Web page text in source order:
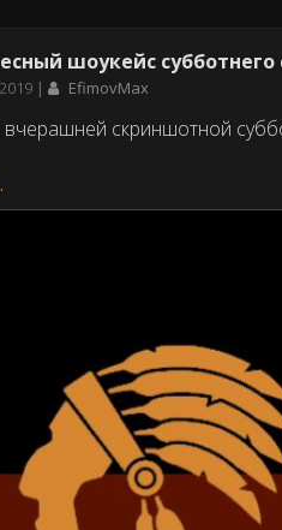
шоукейс
EfimovMax
вчерашней скриншотной